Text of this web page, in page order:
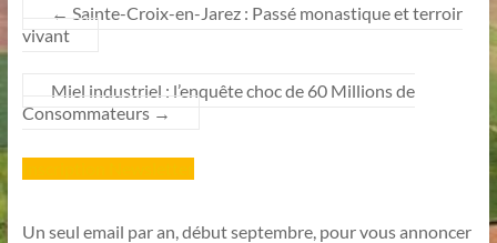
← Sainte-Croix-en-Jarez : Passé monastique et terroir
vivant
Miel industriel : l’enquête choc de 60 Millions de
Consommateurs →
Un seul email par an, début septembre, pour vous annoncer